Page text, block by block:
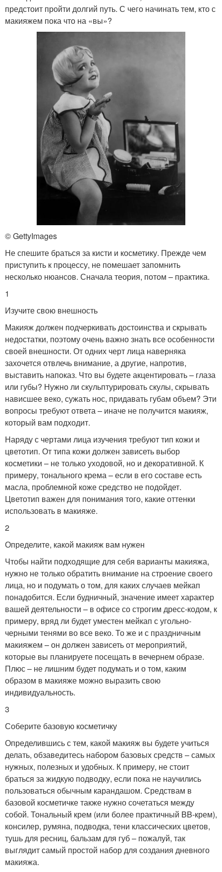
предстоит пройти долгий путь. С чего начинать тем, кто с
макияжем пока что на «вы»?
© GettyImages
Не спешите браться за кисти и косметику. Прежде чем
приступить к процессу, не помешает запомнить
несколько нюансов. Сначала теория, потом – практика.
1
Изучите свою внешность
Макияж должен подчеркивать достоинства и скрывать
недостатки, поэтому очень важно знать все особенности
своей внешности. От одних черт лица наверняка
захочется отвлечь внимание, а другие, напротив,
выставить напоказ. Что вы будете акцентировать – глаза
или губы? Нужно ли скульптурировать скулы, скрывать
нависшее веко, сужать нос, придавать губам объем? Эти
вопросы требуют ответа – иначе не получится макияж,
который вам подходит.
Наряду с чертами лица изучения требуют тип кожи и
цветотип. От типа кожи должен зависеть выбор
косметики – не только уходовой, но и декоративной. К
примеру, тонального крема – если в его составе есть
масла, проблемной коже средство не подойдет.
Цветотип важен для понимания того, какие оттенки
использовать в макияже.
2
Определите, какой макияж вам нужен
Чтобы найти подходящие для себя варианты макияжа,
нужно не только обратить внимание на строение своего
лица, но и подумать о том, для каких случаев мейкап
понадобится. Если будничный, значение имеет характер
вашей деятельности – в офисе со строгим дресс-кодом, к
примеру, вряд ли будет уместен мейкап с угольно-
черными тенями во все веко. То же и с праздничным
макияжем – он должен зависеть от мероприятий,
которые вы планируете посещать в вечернем образе.
Плюс – не лишним будет подумать и о том, каким
образом в макияже можно выразить свою
индивидуальность.
3
Соберите базовую косметичку
Определившись с тем, какой макияж вы будете учиться
делать, обзаведитесь набором базовых средств – самых
нужных, полезных и удобных. К примеру, не стоит
браться за жидкую подводку, если пока не научились
пользоваться обычным карандашом. Средствам в
базовой косметичке также нужно сочетаться между
собой. Тональный крем (или более практичный BB-крем),
консилер, румяна, подводка, тени классических цветов,
тушь для ресниц, бальзам для губ – пожалуй, так
выглядит самый простой набор для создания дневного
макияжа.